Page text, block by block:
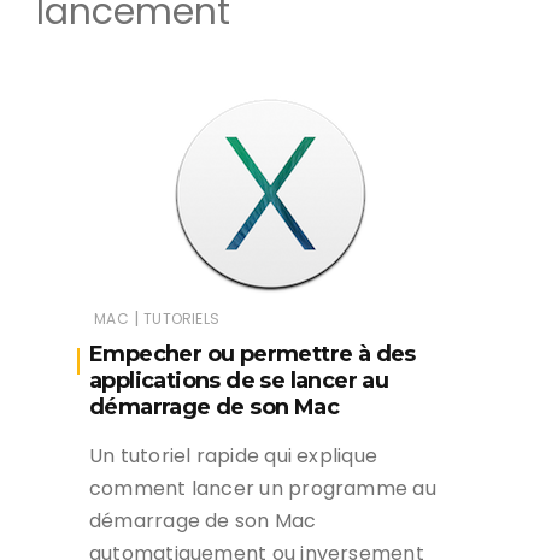
lancement
MAC | TUTORIELS
Empecher ou permettre à des
applications de se lancer au
démarrage de son Mac
Un tutoriel rapide qui explique
comment lancer un programme au
démarrage de son Mac
automatiquement ou inversement